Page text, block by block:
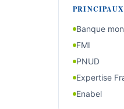
Banque
FMI
PNUD
Expertise
Enabel